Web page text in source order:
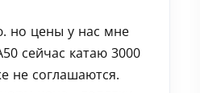
но цены у нас мне
сейчас катаю 3000
не соглашаются.